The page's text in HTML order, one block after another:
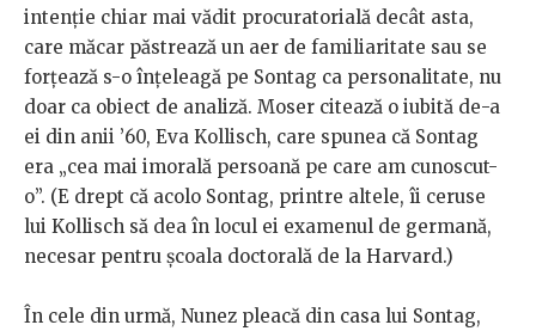
intenție chiar mai vădit procuratorială decât asta,
care măcar păstrează un aer de familiaritate sau se
forțează s-o înțeleagă pe Sontag ca personalitate, nu
doar ca obiect de analiză. Moser citează o iubită de-a
ei din anii ’60, Eva Kollisch, care spunea că Sontag
era „cea mai imorală persoană pe care am cunoscut-
o”. (E drept că acolo Sontag, printre altele, îi ceruse
lui Kollisch să dea în locul ei examenul de germană,
necesar pentru școala doctorală de la Harvard.)
În cele din urmă, Nunez pleacă din casa lui Sontag,